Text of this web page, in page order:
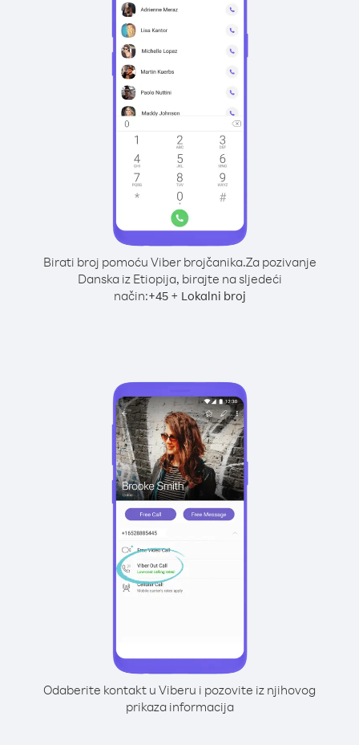
Birati broj pomoću Viber brojčanika.Za pozivanje
Danska iz Etiopija, birajte na sljedeći
način:+45+ Lokalni broj
Odaberite kontakt u Viberu i pozovite iz njihovog
prikaza informacija